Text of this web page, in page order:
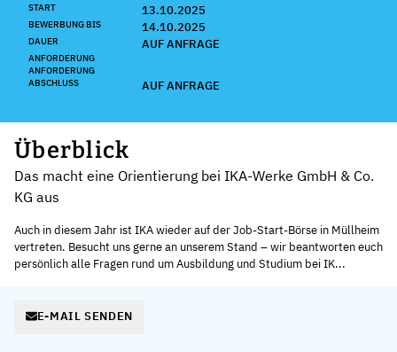
START 13.10.2025
BEWERBUNG BIS 14.10.2025
DAUER AUF ANFRAGE
ANFORDERUNG
ANFORDERUNG
ABSCHLUSS
AUF ANFRAGE
Überblick
Das macht eine Orientierung bei IKA-Werke GmbH & Co.
KG aus
Auch in diesem Jahr ist IKA wieder auf der Job-Start-Börse in Müllheim
vertreten. Besucht uns gerne an unserem Stand – wir beantworten euch
persönlich alle Fragen rund um Ausbildung und Studium bei IK...
E-MAIL SENDEN